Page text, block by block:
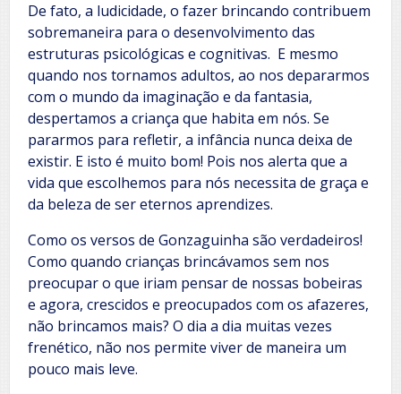
De fato, a ludicidade, o fazer brincando contribuem
sobremaneira para o desenvolvimento das
estruturas psicológicas e cognitivas. E mesmo
quando nos tornamos adultos, ao nos depararmos
com o mundo da imaginação e da fantasia,
despertamos a criança que habita em nós. Se
pararmos para refletir, a infância nunca deixa de
existir. E isto é muito bom! Pois nos alerta que a
vida que escolhemos para nós necessita de graça e
da beleza de ser eternos aprendizes.
Como os versos de Gonzaguinha são verdadeiros!
Como quando crianças brincávamos sem nos
preocupar o que iriam pensar de nossas bobeiras
e agora, crescidos e preocupados com os afazeres,
não brincamos mais? O dia a dia muitas vezes
frenético, não nos permite viver de maneira um
pouco mais leve.